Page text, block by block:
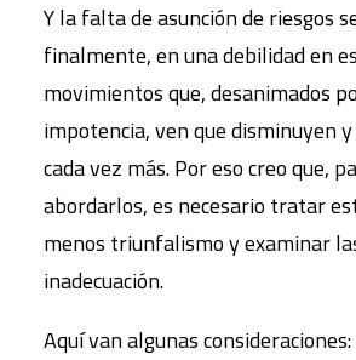
Y la falta de asunción de riesgos
finalmente, en una debilidad en
movimientos que, desanimados
impotencia, ven que disminuyen
cada vez más. Por eso creo que,
abordarlos, es necesario tratar
menos triunfalismo y examinar
inadecuación.
Aquí van algunas consideraciones: